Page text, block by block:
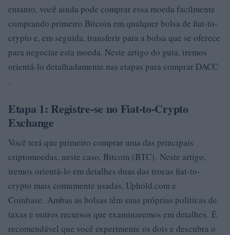
entanto, você ainda pode comprar essa moeda facilmente
comprando primeiro Bitcoin em qualquer bolsa de fiat-to-
crypto e, em seguida, transferir para a bolsa que se oferece
para negociar esta moeda. Neste artigo do guia, iremos
orientá-lo detalhadamente nas etapas para comprar DACC
.
Etapa 1: Registre-se no Fiat-to-Crypto
Exchange
Você terá que primeiro comprar uma das principais
criptomoedas, neste caso, Bitcoin (BTC). Neste artigo,
iremos orientá-lo em detalhes duas das trocas fiat-to-
crypto mais comumente usadas, Uphold.com e
Coinbase. Ambas as bolsas têm suas próprias políticas de
taxas e outros recursos que examinaremos em detalhes. É
recomendável que você experimente os dois e descubra o